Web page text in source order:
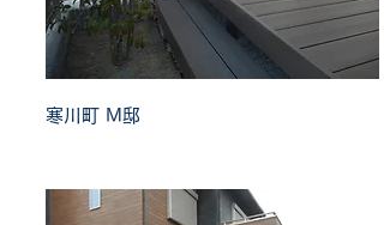
寒川町 M邸